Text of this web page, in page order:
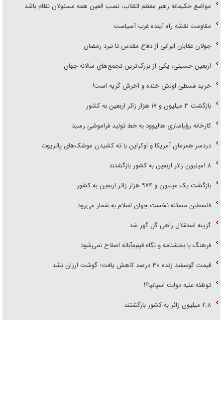
مواضع حکیمانه رهبر معظم انقلاب، نصب العین همه مسئولان نظام باشد
مقاومت نقشه راه آینده غرب آسیاست
جولان عقابان ایرانی از دفاع مقدس تا نبرد رمضان
اربعین حسینی؛ یکی از بزرگ‌ترین تجمع‌های سالانه جهان
خرید قسطی اولش خنده و آخرش گریه است!
بازگشت ۳ میلیون و ۱۷ هزار زائر اربعین به کشور
کارخانه رؤیاسازی هالیوود به خط تولید فراموشی رسید
دردسر همزمان آمریکا و اوکراین با ته کشیدن موشک‌های پاتریوت
۱.۸میلیون زائر اربعین به کشور بازگشتند
بازگشت یک میلیون و ۹۷۴ هزار زائر اربعین به کشور
فلسطین مسئله نخست جهان اسلام به شمار می‌رود
گزینه استقلال راهی گل گهر شد
فرهنگ با بخشنامه و نگاه قیم‌مآبانه اصلاح نمی‌شود
قیمت گوسفند زنده ۳۰ درصد کاهش یافت؛ گوشت ارزان نشد
توطئه علیه دولت اسپانیا؟!
۲.۸ میلیون زائر به کشور بازگشتند